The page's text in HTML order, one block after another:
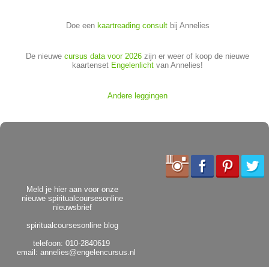
Doe een kaartreading consultbij Annelies
De nieuwe cursus data voor 2026 zijn er weer of koop de nieuwe
kaartenset Engelenlicht van Annelies!
Andere leggingen
Meld je hier aan voor onze
nieuwe spiritualcoursesonline
nieuwsbrief
spiritualcoursesonline blog
telefoon: 010-2840619
email: annelies@engelencursus.nl